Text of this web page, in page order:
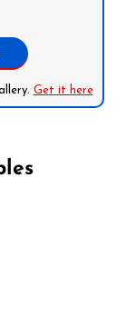
Get it here